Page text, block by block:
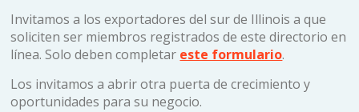
Invitamos a los exportadores del sur de Illinois a que
soliciten ser miembros registrados de este directorio en
línea. Solo deben completar este formulario.
Los invitamos a abrir otra puerta de crecimiento y
oportunidades para su negocio.